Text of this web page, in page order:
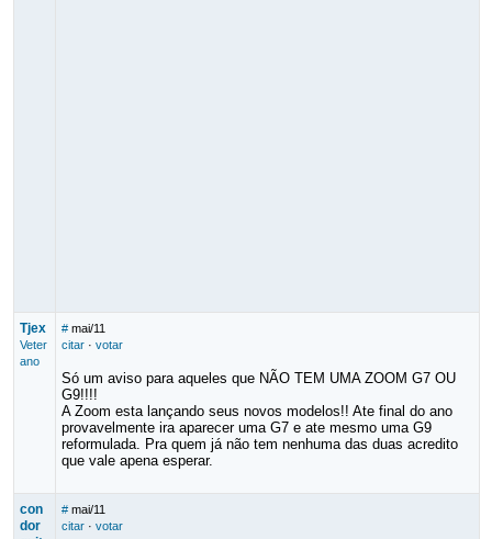
Tjex
Veter
ano
# mai/11
citar· votar
Só um aviso para aqueles que NÃO TEM UMA ZOOM G7 OU
G9!!!!
A Zoom esta lançando seus novos modelos!! Ate final do ano
provavelmente ira aparecer uma G7 e ate mesmo uma G9
reformulada. Pra quem já não tem nenhuma das duas acredito
que vale apena esperar.
con
dor
# mai/11
citar· votar